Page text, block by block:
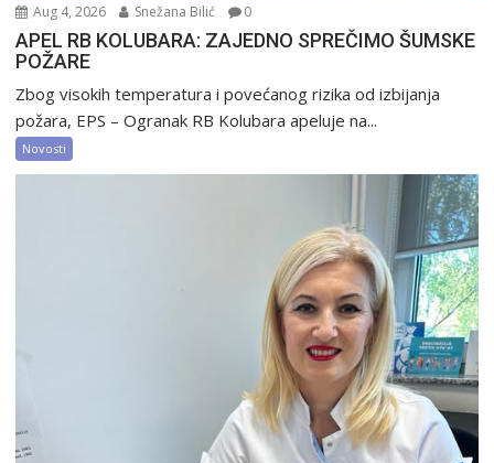
Aug 4, 2026 Snežana Bilić 0
APEL RB KOLUBARA: ZAJEDNO SPREČIMO ŠUMSKE
POŽARE
Zbog visokih temperatura i povećanog rizika od izbijanja
požara, EPS – Ogranak RB Kolubara apeluje na...
Novosti